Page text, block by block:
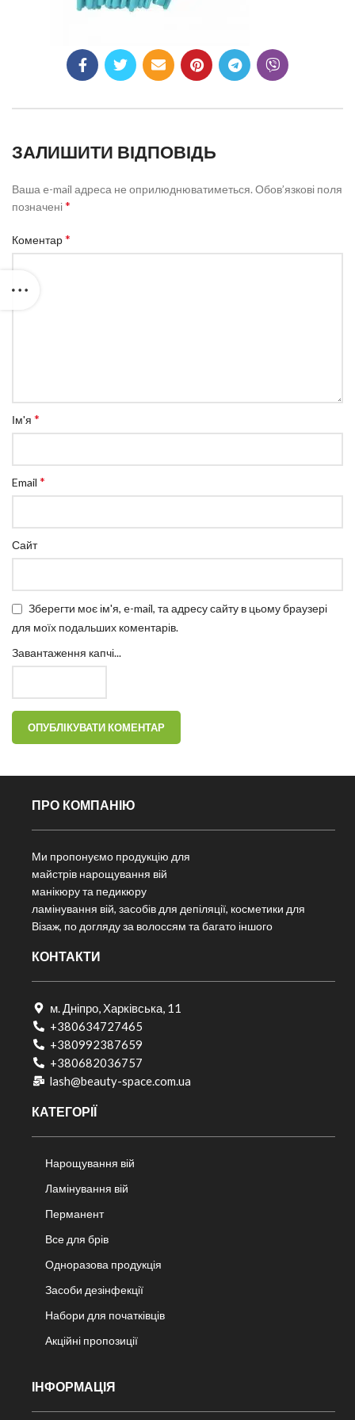
ЗАЛИШИТИ ВІДПОВІДЬ
Ваша e-mail адреса не оприлюднюватиметься. Обов’язкові поля
позначені*
Коментар*
Ім'я *
Email *
Сайт
Зберегти моє ім'я, e-mail, та адресу сайту в цьому браузері
для моїх подальших коментарів.
Завантаження капчі...
ПРО КОМПАНІЮ
Ми пропонуємо продукцію для
майстрів нарощування вій
манікюру та педикюру
ламінування вій, засобів для депіляції, косметики для
Візаж, по догляду за волоссям та багато іншого
КОНТАКТИ
м. Дніпро, Харківська, 11
+380634727465
+380992387659
+380682036757​
lash@beauty-space.com.ua
КАТЕГОРІЇ
Нарощування вій
Ламінування вій
Перманент
Все для брів
Одноразова продукція
Засоби дезінфекції
Набори для початківців
Акційні пропозиції
ІНФОРМАЦІЯ